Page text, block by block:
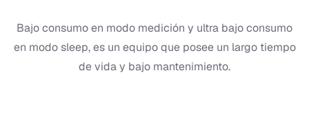
Bajo consumo en modo medición y ultra bajo consumo
en modo sleep, es un equipo que posee un largo tiempo
de vida y bajo mantenimiento.